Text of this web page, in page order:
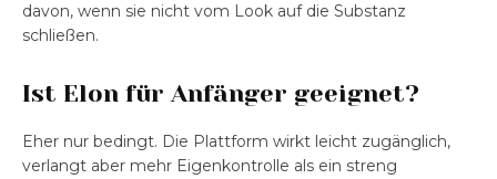
davon, wenn sie nicht vom Look auf die Substanz
schließen.
Ist Elon für Anfänger geeignet?
Eher nur bedingt. Die Plattform wirkt leicht zugänglich,
verlangt aber mehr Eigenkontrolle als ein streng